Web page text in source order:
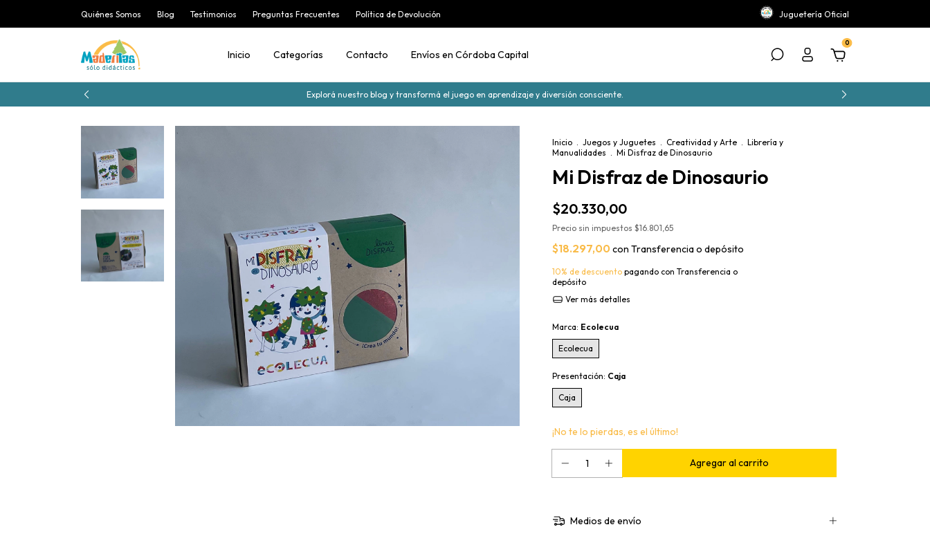
Quiénes Somos Blog Testimonios Preguntas Frecuentes Política de Devolución Juguetería Oficial
Inicio Categorías Contacto Envíos en Córdoba Capital
0
Explorá nuestro blog y transformá el juego en aprendizaje y diversión consciente.
Inicio . Juegos y Juguetes . Creatividad y Arte . Librería y
Manualidades . Mi Disfraz de Dinosaurio
Mi Disfraz de Dinosaurio
$20.330,00
Precio sin impuestos $16.801,65
$18.297,00 con Transferencia o depósito
10% de descuento pagando con Transferencia o
depósito
Ver más detalles
Marca: Ecolecua
Ecolecua
Presentación: Caja
Caja
¡No te lo pierdas, es el último!
Medios de envío